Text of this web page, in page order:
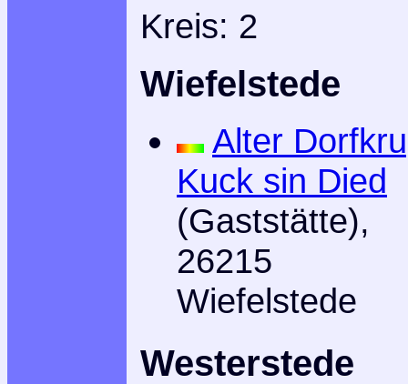
Kreis: 2
Wiefelstede
Alter
Kuck sin Died
(Gaststätte),
26215
Wiefelstede
Westerstede